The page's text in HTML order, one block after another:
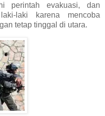
perintah evakuasi, dan
laki karena mencoba
tetap tinggal di utara.